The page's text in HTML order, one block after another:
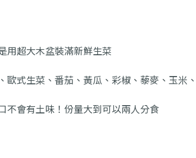
用超大木盆裝滿新鮮生菜
歐式生菜、番茄、黃瓜、彩椒、藜麥、玉米
不會有土味！份量大到可以兩人分食